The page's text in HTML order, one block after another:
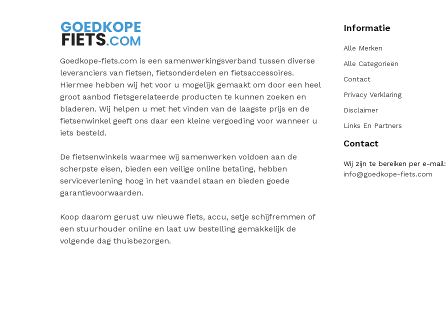
Goedkope-fiets.com is een samenwerkingsverband tussen diverse
leveranciers van fietsen, fietsonderdelen en fietsaccessoires.
Hiermee hebben wij het voor u mogelijk gemaakt om door een heel
groot aanbod fietsgerelateerde producten te kunnen zoeken en
bladeren. Wij helpen u met het vinden van de laagste prijs en de
fietsenwinkel geeft ons daar een kleine vergoeding voor wanneer u
iets besteld.
De fietsenwinkels waarmee wij samenwerken voldoen aan de
scherpste eisen, bieden een veilige online betaling, hebben
serviceverlening hoog in het vaandel staan en bieden goede
garantievoorwaarden.
Koop daarom gerust uw nieuwe fiets, accu, setje schijfremmen of
een stuurhouder online en laat uw bestelling gemakkelijk de
volgende dag thuisbezorgen.
Informatie
Alle Merken
Alle Categorieën
Contact
Privacy Verklaring
Disclaimer
Links En Partners
Contact
Wij zijn te bereiken per e-mail:
info@goedkope-fiets.com